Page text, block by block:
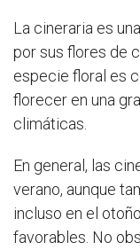
La cineraria es
por sus flores de
especie floral es
florecer en una
climáticas.
En general, las
verano, aunque
incluso en el
favorables. No